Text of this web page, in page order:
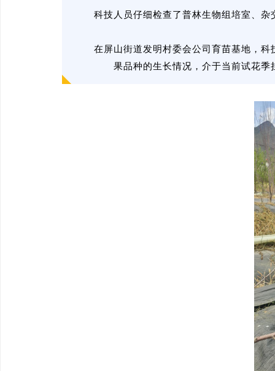
科技人员仔细检查了普林生物组培室、
在屏山街道发明村委会公司育苗基地，
果品种的生长情况，介于当前试花